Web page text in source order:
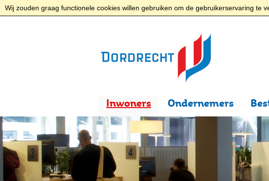
Wij zouden graag functionele cookies willen gebruiken om de gebruikerservaring te
Inwoners Ondernemers